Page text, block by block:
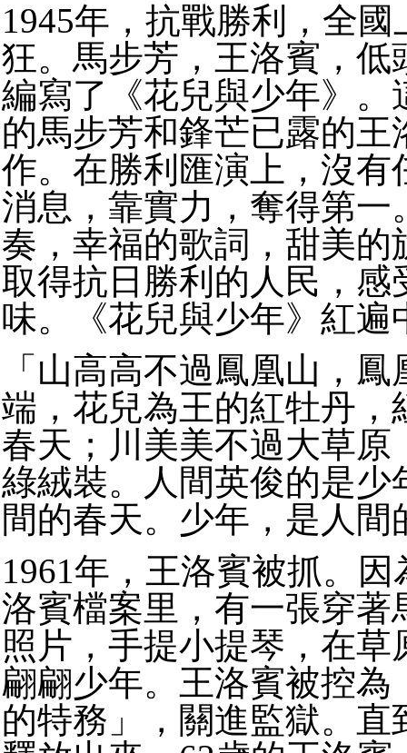
1945年，抗戰勝利，全國
狂。 馬步芳，王洛賓，低
編寫了《花兒與少年》。
的馬步芳和鋒芒已露的王
作。 在勝利匯演上，沒有
消息，靠實力，奪得第一
奏，幸福的歌詞，甜美的
取得抗日勝利的人民，感
味。
《花兒與少年》紅遍
「山高高不過鳳凰山，
端， 花兒為王的紅牡丹，
春天；川美美不過大草原
綠絨裝。
人間英俊的是少
間的春天。 少年，是人間
1961年，王洛賓被抓。因
洛賓檔案里，有一張穿著
照片，手提小提琴，在草
翩翩少年。王洛賓被控為
的特務」，關進監獄。直